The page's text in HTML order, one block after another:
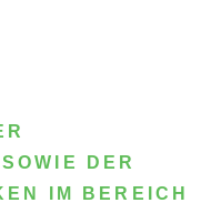
DER
IM BEREICH